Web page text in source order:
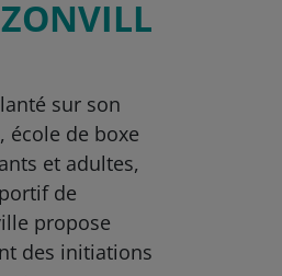
sur son
école de boxe
et adultes,
de
propose
des initiations